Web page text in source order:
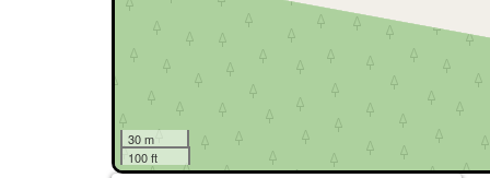
30 m
100 ft